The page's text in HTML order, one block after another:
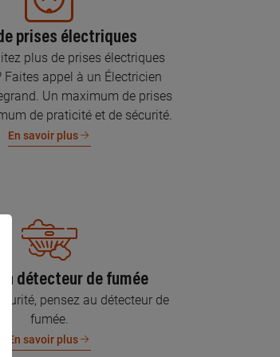
prises électriques
plus de prises électriques
Faites appel à un Électricien
Un maximum de prises
de praticité et de sécurité.
En savoir plus
détecteur de fumée
pensez au détecteur de
fumée.
En savoir plus